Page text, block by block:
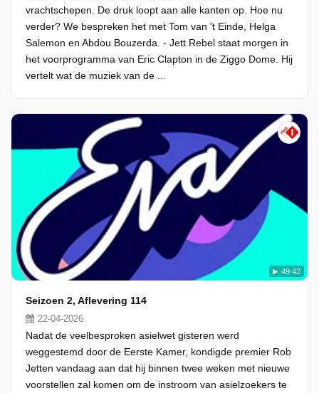
vrachtschepen. De druk loopt aan alle kanten op. Hoe nu
verder? We bespreken het met Tom van 't Einde, Helga
Salemon en Abdou Bouzerda. - Jett Rebel staat morgen in
het voorprogramma van Eric Clapton in de Ziggo Dome. Hij
vertelt wat de muziek van de ...
49:42
Seizoen 2, Aflevering 114
22-04-2026
Nadat de veelbesproken asielwet gisteren werd
weggestemd door de Eerste Kamer, kondigde premier Rob
Jetten vandaag aan dat hij binnen twee weken met nieuwe
voorstellen zal komen om de instroom van asielzoekers te